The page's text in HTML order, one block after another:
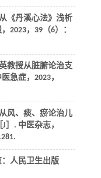
《丹溪心法》浅析
， 2023， 39（6）：
教授从脏腑论治支
医急症， 2023，
风、痰、瘀论治儿
］. 中医杂志，
人民卫生出版